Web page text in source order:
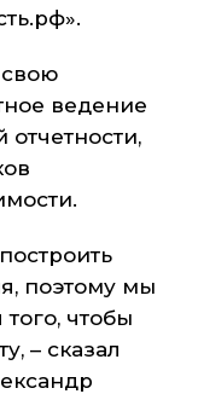
ведение
отчетности,
поэтому мы
чтобы
– сказал